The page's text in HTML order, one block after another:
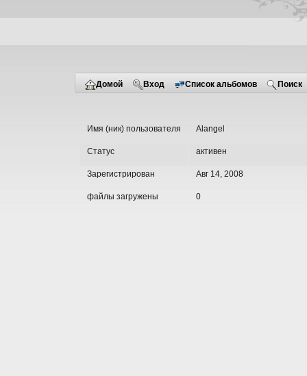
Домой Вход Список альбомов Поиск
Имя (ник) пользователя Alangel
Статус активен
Зарегистрирован Авг 14, 2008
файлы загружены 0